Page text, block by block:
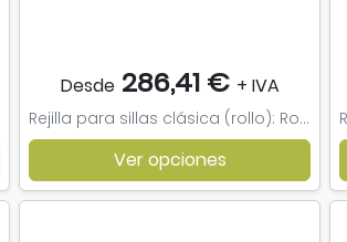
Desde 286,41 € + IVA
Rejilla para sillas clásica (rollo): Rollo de 40cm ancho, Rollo de 45cm ancho, Rollo de 50cm ancho, Rollo de 60cm ancho, Rollo de 70cm ancho, Rollo de 75cm ancho, Rollo de 80cm ancho, Rollo de 91cm ancho, Rollo de 100cm ancho, Muestra
Ver opciones